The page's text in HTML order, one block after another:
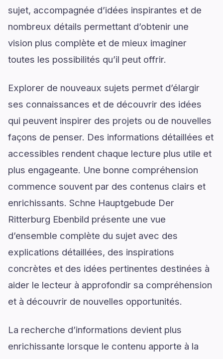
sujet, accompagnée d’idées inspirantes et de
nombreux détails permettant d’obtenir une
vision plus complète et de mieux imaginer
toutes les possibilités qu’il peut offrir.
Explorer de nouveaux sujets permet d’élargir
ses connaissances et de découvrir des idées
qui peuvent inspirer des projets ou de nouvelles
façons de penser. Des informations détaillées et
accessibles rendent chaque lecture plus utile et
plus engageante. Une bonne compréhension
commence souvent par des contenus clairs et
enrichissants. Schne Hauptgebude Der
Ritterburg Ebenbild présente une vue
d’ensemble complète du sujet avec des
explications détaillées, des inspirations
concrètes et des idées pertinentes destinées à
aider le lecteur à approfondir sa compréhension
et à découvrir de nouvelles opportunités.
La recherche d’informations devient plus
enrichissante lorsque le contenu apporte à la